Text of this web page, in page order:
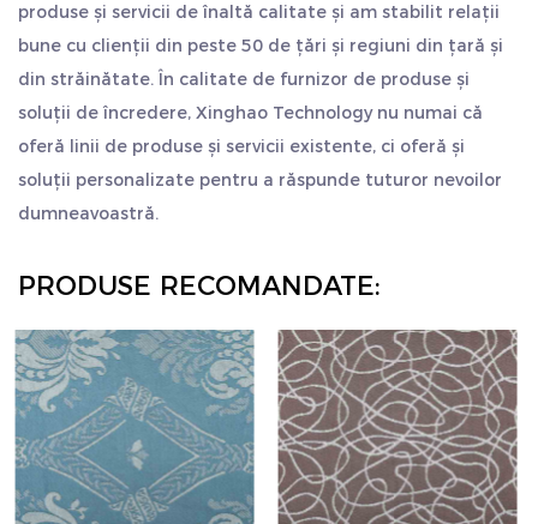
produse și servicii de înaltă calitate și am stabilit relații
bune cu clienții din peste 50 de țări și regiuni din țară și
din străinătate. În calitate de furnizor de produse și
soluții de încredere, Xinghao Technology nu numai că
oferă linii de produse și servicii existente, ci oferă și
soluții personalizate pentru a răspunde tuturor nevoilor
dumneavoastră.
PRODUSE RECOMANDATE: